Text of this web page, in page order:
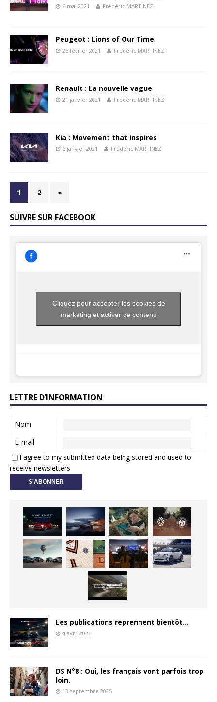
6 mai 2021 Frédéric MARTINEZ
Peugeot : Lions of Our Time
25 février 2021 Frédéric MARTINEZ
Renault : La nouvelle vague
21 janvier 2021 Frédéric MARTINEZ
Kia : Movement that inspires
6 janvier 2021 Frédéric MARTINEZ
1 2 »
SUIVRE SUR FACEBOOK
Cliquez pour accepter les cookies de
marketing et activer ce contenu
LETTRE D’INFORMATION
Nom
E-mail
I agree to my submitted data being stored and used to
receive newsletters
Les publications reprennent bientôt…
4 avril 2026
DS N°8 : Oui, les français vont parfois trop
loin.
13 septembre 2025